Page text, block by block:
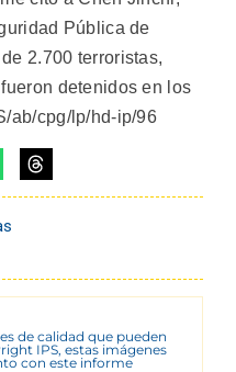
Pública de
2.700 terroristas,
detenidos en los
ab/cpg/lp/hd-ip/96
de calidad que pueden
IPS, estas imágenes
con este informe